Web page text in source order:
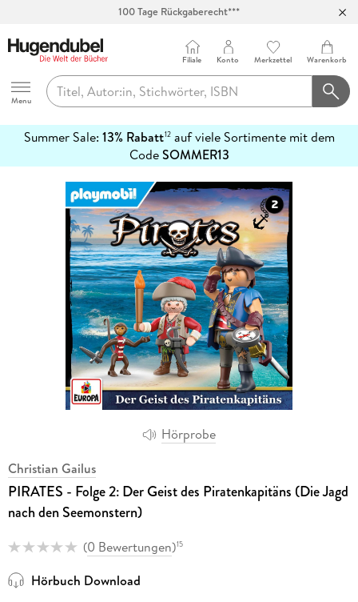
100 Tage Rückgaberecht***
Hugendubel
Menu
Filiale Konto Merkzettel Warenkorb
Summer Sale: 13% Rabatt12auf viele Sortimente mit dem
CodeSOMMER13
erfahren
Hörprobe
Christian Gailus
PIRATES - Folge 2: Der Geist des Piratenkapitäns (Die Jagd
nach den Seemonstern)
(0 Bewertungen)15
Hörbuch Download